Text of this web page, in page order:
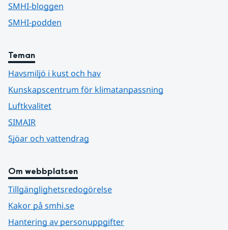
SMHI-bloggen
SMHI-podden
Teman
Havsmiljö i kust och hav
Kunskapscentrum för klimatanpassning
Luftkvalitet
SIMAIR
Sjöar och vattendrag
Om webbplatsen
Tillgänglighetsredogörelse
Kakor på smhi.se
Hantering av personuppgifter